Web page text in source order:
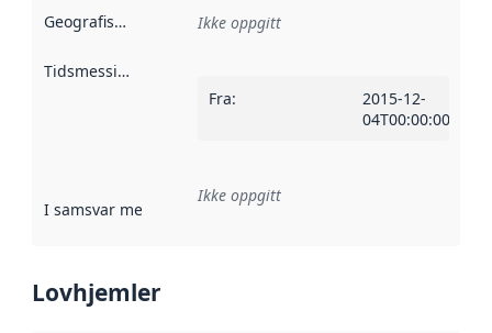
Geografisk avgrensning :
Ikke oppgitt
Tidsmessig avgrensning
Fra:
2015-12-
04T00:00:00Z
I samsvar med Referanse til en implementasjonsregel
Ikke oppgitt
Lovhjemler